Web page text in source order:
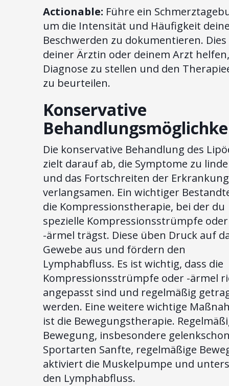
Actionable: Führe ein
um die Intensität und Häufigkeit
Beschwerden zu dokumentieren.
deiner Ärztin oder deinem Arzt
Diagnose zu stellen und den
zu beurteilen.
Konservative
Die konservative Behandlung des
zielt darauf ab, die Symptome zu
und das Fortschreiten der
verlangsamen. Ein wichtiger
die Kompressionstherapie, bei der du
spezielle Kompressionsstrümpfe oder
-ärmel trägst. Diese üben Druck auf
Gewebe aus und fördern den
Lymphabfluss. Es ist wichtig, dass die
Kompressionsstrümpfe oder -ärmel
angepasst sind und regelmäßig
werden. Eine weitere wichtige
ist die Bewegungstherapie.
Bewegung, insbesondere
Sportarten Sanfte, regelmäßige
aktiviert die Muskelpumpe und
den Lymphabfluss.